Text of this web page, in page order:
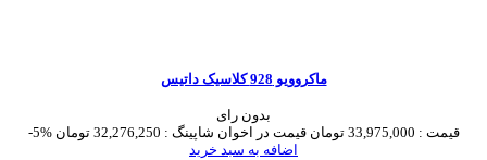
ماکروویو 928 کلاسیک داتیس
بدون رای
-5%
قیمت : 33,975,000 تومان قیمت در اخوان شاپینگ : 32,276,250 تومان
اضافه به سبد خرید